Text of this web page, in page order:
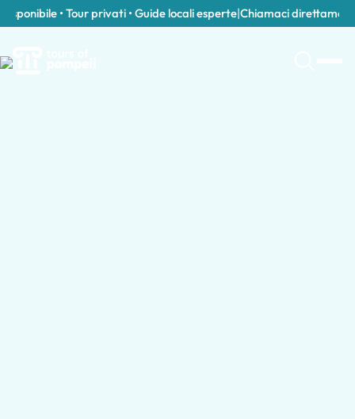
• Tour privati • Guide locali esperte|Chiamaci direttamente al